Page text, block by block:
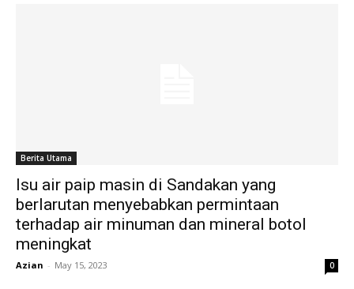
Berita Utama
Isu air paip masin di Sandakan yang
berlarutan menyebabkan permintaan
terhadap air minuman dan mineral botol
meningkat
Azian - May 15, 2023 0